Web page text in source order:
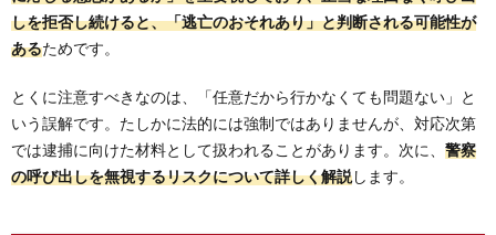
しを拒否し続けると、「逃亡のおそれあり」と判断される可能性が
あるためです。
とくに注意すべきなのは、「任意だから行かなくても問題ない」と
いう誤解です。たしかに法的には強制ではありませんが、対応次第
では逮捕に向けた材料として扱われることがあります。次に、 警察
の呼び出しを無視するリスクについて詳しく解説します。